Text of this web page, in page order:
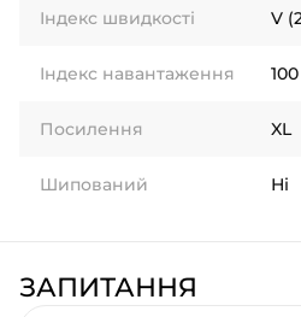
Індекс швидкості V
Індекс навантаження
Посилення XL
Шипований Ні
ЗАПИТАННЯ